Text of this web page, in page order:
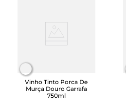
Vinho Tinto Porca De
Murça Douro Garrafa
750ml